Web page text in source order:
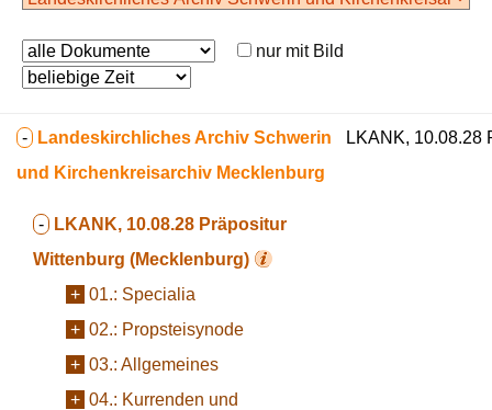
nur mit Bild
- Landeskirchliches Archiv Schwerin
und Kirchenkreisarchiv Mecklenburg
- LKANK, 10.08.28 Präpositur
Wittenburg (Mecklenburg)
+ 01.: Specialia
+ 02.: Propsteisynode
+ 03.: Allgemeines
+ 04.: Kurrenden und
LKANK, 10.08.28